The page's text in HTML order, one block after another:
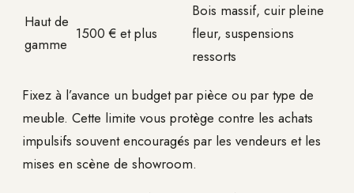
Haut de
gamme
1500 € et plus
Bois massif, cuir pleine
fleur, suspensions
ressorts
Fixez à l’avance un budget par pièce ou par type de
meuble. Cette limite vous protège contre les achats
impulsifs souvent encouragés par les vendeurs et les
mises en scène de showroom.